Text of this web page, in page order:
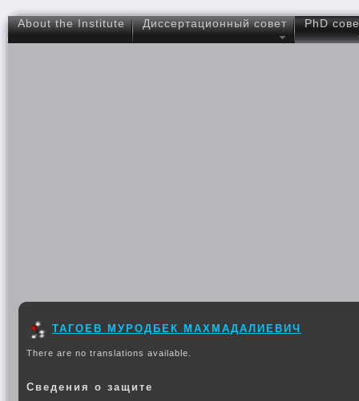
About the Institute Диссертационный совет PhD
ТАГОЕВ МУРОДБЕК МАХМАДАЛИЕВИЧ
There are no translations available.
Сведения о защите